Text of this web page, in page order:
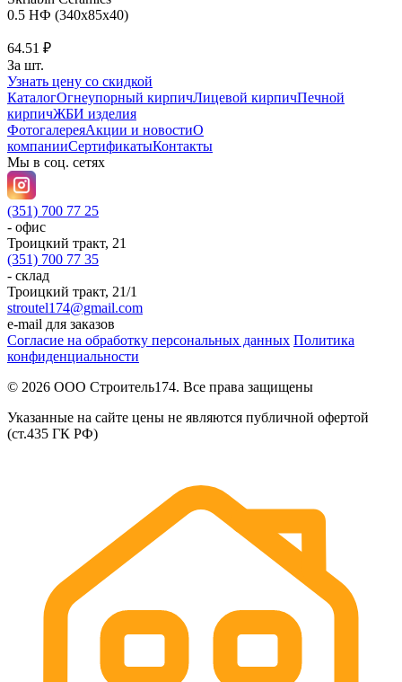
0.5 НФ (340x85x40)
64.51 ₽
За шт.
Узнать цену со скидкой
КаталогОгнеупорный кирпичЛицевой кирпичПечной
кирпичЖБИ изделия
ФотогалереяАкции и новостиО
компанииСертификатыКонтакты
Мы в соц. сетях
(351) 700 77 25
- офис
Троицкий тракт, 21
(351) 700 77 35
- склад
Троицкий тракт, 21/1
stroutel174@gmail.com
e-mail для заказов
Согласие на обработку персональных данных Политика
конфиденциальности
© 2026 ООО Строитель174. Все права защищены
Указанные на сайте цены не являются публичной офертой
(ст.435 ГК РФ)